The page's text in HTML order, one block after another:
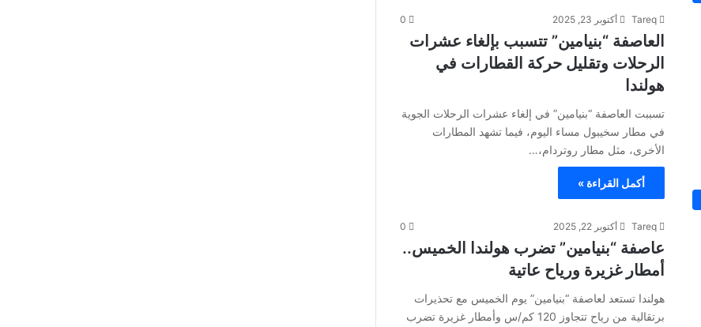
Tareq أكتوبر 23, 2025 0
العاصفة “بنيامين” تتسبب بإلغاء عشرات
الرحلات وتقليل حركة القطارات في
هولندا
تسببت العاصفة “بنيامين” في إلغاء عشرات الرحلات الجوية
في مطار سخيبول مساء اليوم، فيما تشهد المطارات
الأخرى، مثل مطار روتردام،…
أكمل القراءة »
Tareq أكتوبر 22, 2025 0
عاصفة “بنيامين” تضرب هولندا الخميس..
أمطار غزيرة ورياح عاتية
هولندا تستعد لعاصفة “بنيامين” يوم الخميس مع تحذيرات
برتقالية من رياح تتجاوز 120 كم/س وأمطار غزيرة تضرب